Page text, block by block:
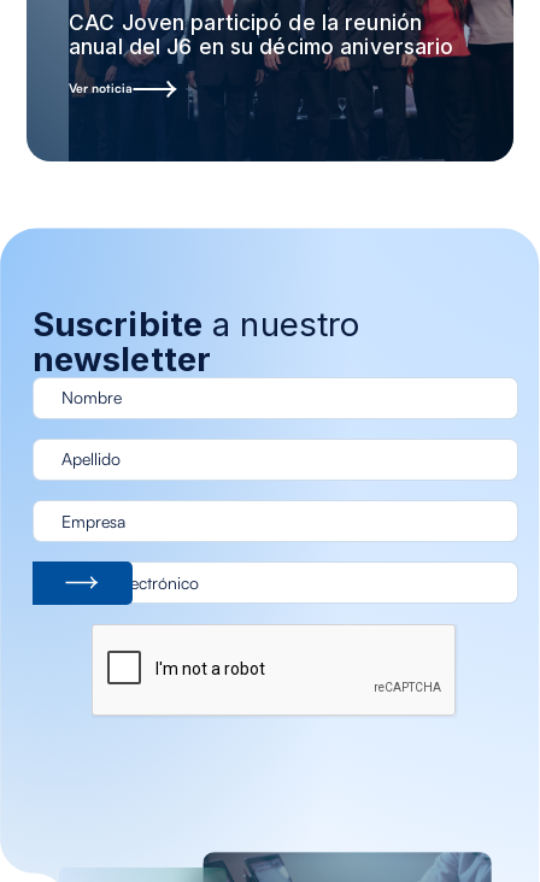
CAC Joven participó de la reunión
anual del J6 en su décimo aniversario
Ver noticia
Suscribite a nuestro
newsletter